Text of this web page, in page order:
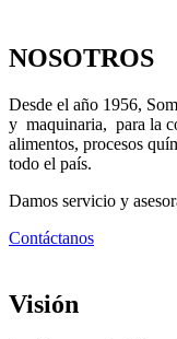
NOSOTROS
Desde el año 1956,
y maquinaria, para la
alimentos, procesos
todo el país.
Damos servicio y
Contáctanos
Visión